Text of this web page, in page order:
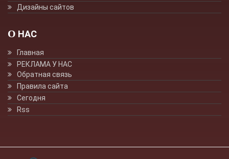
Дизайны сайтов
О НАС
Главная
РЕКЛАМА У НАС
Обратная связь
Правила сайта
Сегодня
Rss